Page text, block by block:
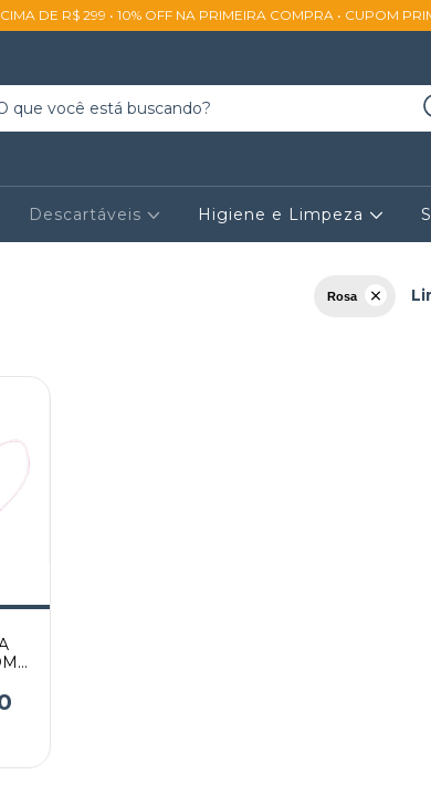
DE R$ 299 • 10% OFF NA PRIMEIRA COMPRA • CUPOM
Descartáveis Higiene e Limpeza
Rosa